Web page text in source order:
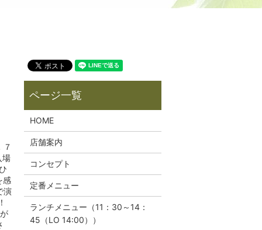
場
感
演
HOME
店舗案内
コンセプト
定番メニュー
ランチメニュー（11：30～14：
45（LO 14:00））